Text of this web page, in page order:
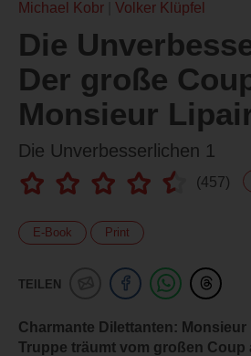
Michael Kobr Volker Klüpfel
Die
Der große
Monsieur
Die Unverbesserlichen 1
(457)
E-Book Print
TEILEN
Charmante Dilettanten: Monsieur
Truppe träumt vom großen Coup